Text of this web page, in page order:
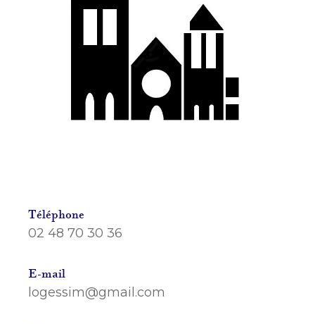
Téléphone
02 48 70 30 36
E-mail
logessim@gmail.com